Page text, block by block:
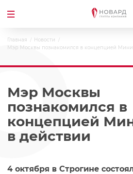
Главная
Новости
Мэр Москвы познакомился в концепцией
Мэр Москвы
познакомился в
концепцией
в действии
4 октября в Строгине